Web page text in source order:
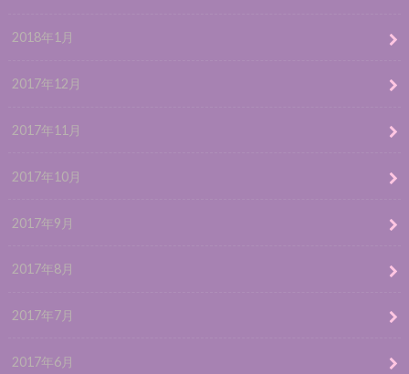
2018年1月
2017年12月
2017年11月
2017年10月
2017年9月
2017年8月
2017年7月
2017年6月